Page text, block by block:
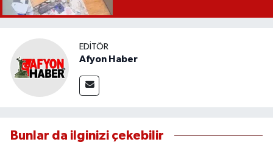
EDITÖR
Afyon Haber
Bunlar da ilginizi çekebilir